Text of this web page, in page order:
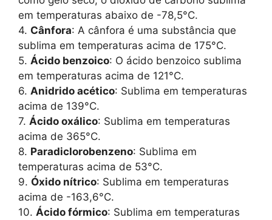
em temperaturas abaixo de -78,5°C.
4. Cânfora: A cânfora é uma substância que
sublima em temperaturas acima de 175°C.
5. Ácido benzoico: O ácido benzoico sublima
em temperaturas acima de 121°C.
6. Anidrido acético: Sublima em temperaturas
acima de 139°C.
7. Ácido oxálico: Sublima em temperaturas
acima de 365°C.
8. Paradiclorobenzeno: Sublima em
temperaturas acima de 53°C.
9. Óxido nítrico: Sublima em temperaturas
acima de -163,6°C.
10. Ácido fórmico: Sublima em temperaturas